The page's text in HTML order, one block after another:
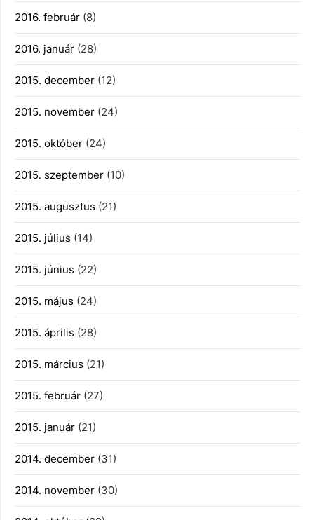
2016. február (8)
2016. január (28)
2015. december (12)
2015. november (24)
2015. október (24)
2015. szeptember (10)
2015. augusztus (21)
2015. július (14)
2015. június (22)
2015. május (24)
2015. április (28)
2015. március (21)
2015. február (27)
2015. január (21)
2014. december (31)
2014. november (30)